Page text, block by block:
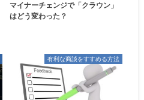
マイナーチェンジで「クラウン」
はどう変わった？
有利な商談をすすめる方法